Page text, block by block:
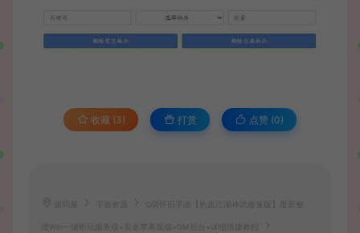
收藏 (3) 打赏 点赞 (0)
手游资源 Q萌怀旧手游【热血江湖神武修复版】最新整
理Win一键即玩服务端+安卓苹果双端+GM后台+详细搭建教程